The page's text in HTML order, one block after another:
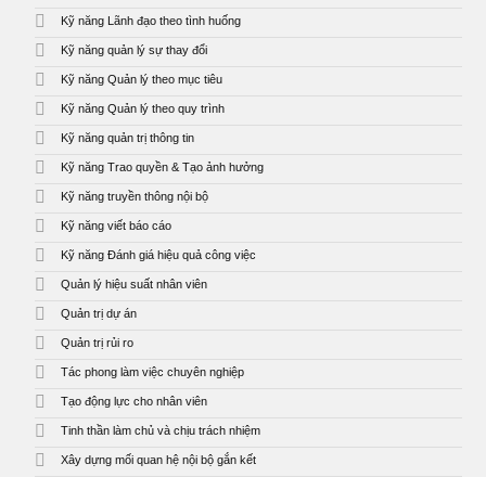
Kỹ năng Lãnh đạo theo tình huống
Kỹ năng quản lý sự thay đổi
Kỹ năng Quản lý theo mục tiêu
Kỹ năng Quản lý theo quy trình
Kỹ năng quản trị thông tin
Kỹ năng Trao quyền & Tạo ảnh hưởng
Kỹ năng truyền thông nội bộ
Kỹ năng viết báo cáo
Kỹ năng Đánh giá hiệu quả công việc
Quản lý hiệu suất nhân viên
Quản trị dự án
Quản trị rủi ro
Tác phong làm việc chuyên nghiệp
Tạo động lực cho nhân viên
Tinh thần làm chủ và chịu trách nhiệm
Xây dựng mối quan hệ nội bộ gắn kết